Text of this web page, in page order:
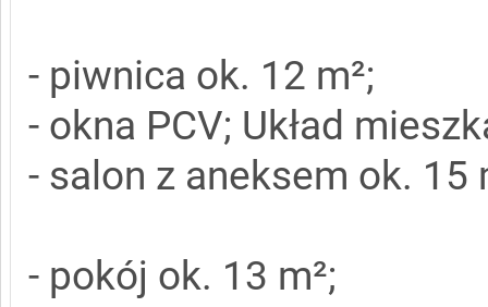
- piwnica ok. 12 m²;
- okna PCV; Układ
- salon z aneksem ok. 15
- pokój ok. 13 m²;